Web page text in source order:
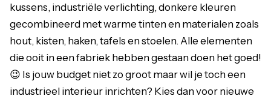
kussens, industriële verlichting, donkere kleuren
gecombineerd met warme tinten en materialen zoals
hout, kisten, haken, tafels en stoelen. Alle elementen
die ooit in een fabriek hebben gestaan doen het goed!
😉 Is jouw budget niet zo groot maar wil je toch een
industrieel interieur inrichten? Kies dan voor nieuwe